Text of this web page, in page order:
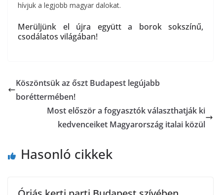
hívjuk a legjobb magyar dalokat.
Merüljünk el újra együtt a borok sokszínű,
csodálatos világában!
Köszöntsük az őszt Budapest legújabb
boréttermében!
Most először a fogyasztók választhatják ki
kedvenceiket Magyarország italai közül
Hasonló cikkek